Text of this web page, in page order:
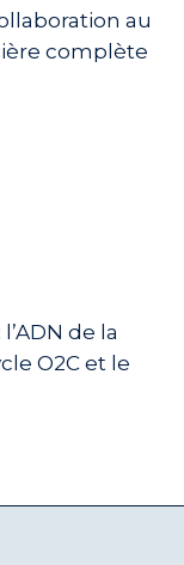
au
complète
de la
O2C et le